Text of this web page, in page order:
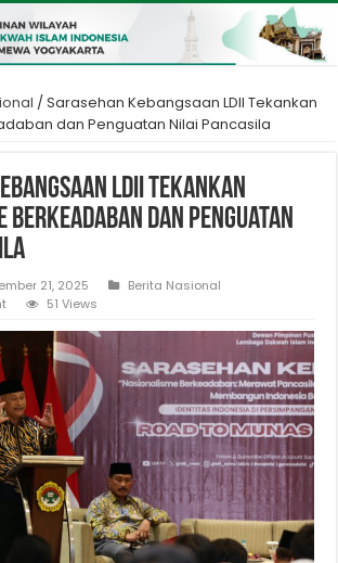
/Sarasehan Kebangsaan LDII Tekankan
dan Penguatan Nilai Pancasila
LDII Tekankan
Berkeadaban dan Penguatan
21, 2025
Berita Nasional
51 Views